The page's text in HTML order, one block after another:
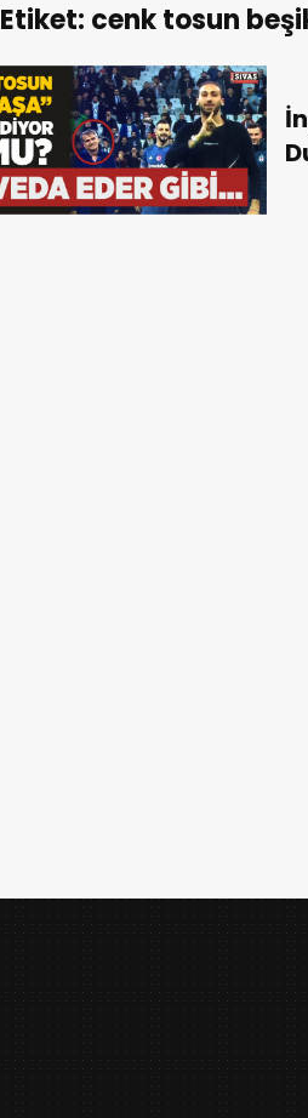
Etiket: cenk tosun